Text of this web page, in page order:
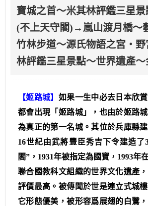
寶城之首～米其林評鑑三星
(不上天守閣)→嵐山渡月橋～
竹林步道～源氏物語之宮‧
林評鑑三星景點～世界遺產
【姬路城】 如果一生中必去日本欣
都會出現「姬路城」，也由於姬路
為真正的第一名城。其位於兵庫縣
16世紀由武將豐臣秀吉下令建造了
閣”，1931年被指定為國寶，1993年
聯合國教科文組織的世界文化遺產
評價最高。被傳聞於世是連立式城
它形態優美，被形容爲展翅的白鷺